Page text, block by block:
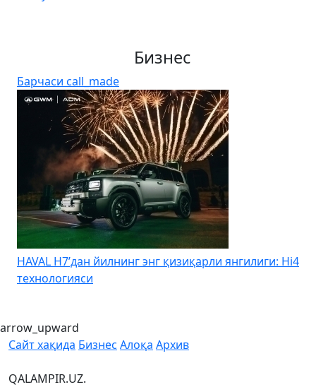
Бизнес
Барчаси call_made
HAVAL H7’дан йилнинг энг қизиқарли янгилиги: Hi4
технологияси
arrow_upward
Сайт хақида Бизнес Алоқа Архив
QALAMPIR.UZ.